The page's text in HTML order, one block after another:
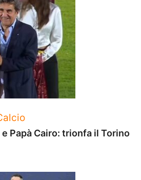
Papà Cairo: trionfa il Torino